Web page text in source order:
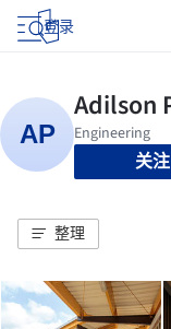
登录
关注
整理